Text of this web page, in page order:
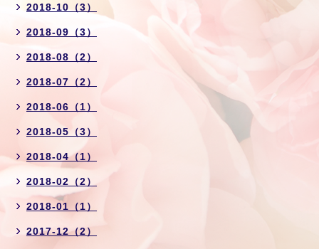
2018-10（3）
2018-09（3）
2018-08（2）
2018-07（2）
2018-06（1）
2018-05（3）
2018-04（1）
2018-02（2）
2018-01（1）
2017-12（2）